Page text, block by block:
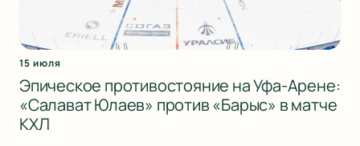
15 июля
Эпическое противостояние на Уфа-Арене:
«Салават Юлаев» против «Барыс» в матче
КХЛ